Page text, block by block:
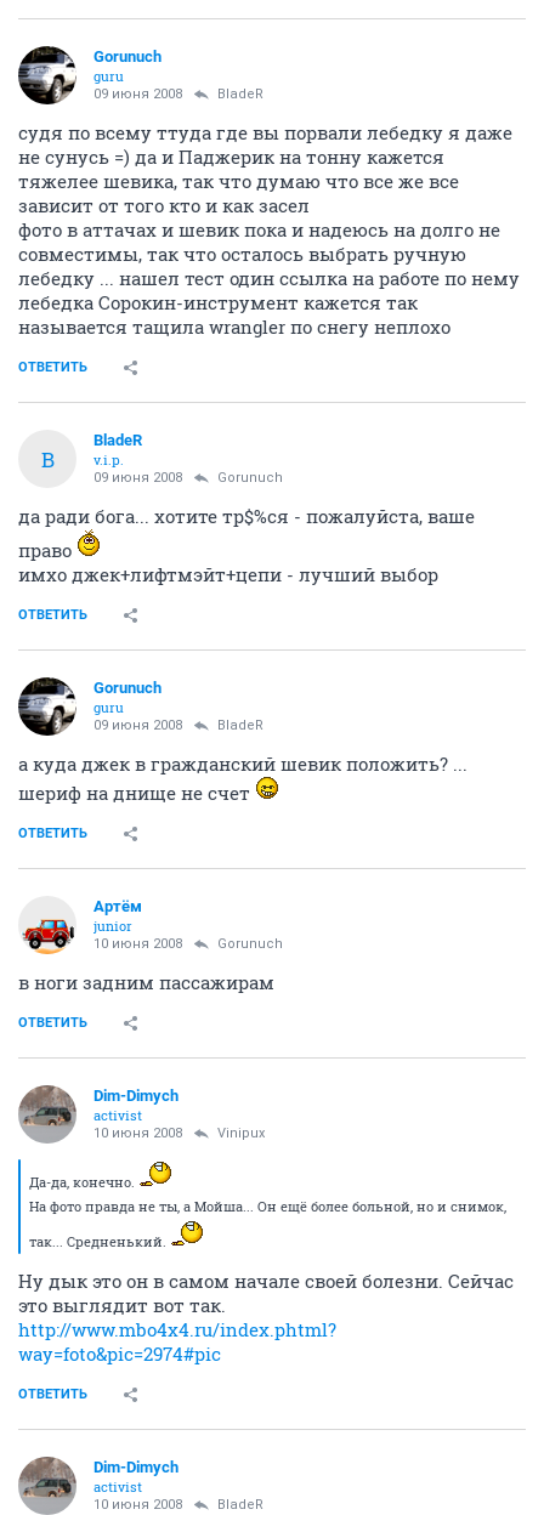
Gorunuch
guru
09 июня 2008 BladeR
судя по всему ттуда где вы порвали лебедку я даже
не сунусь =) да и Паджерик на тонну кажется
тяжелее шевика, так что думаю что все же все
зависит от того кто и как засел
фото в аттачах и шевик пока и надеюсь на долго не
совместимы, так что осталось выбрать ручную
лебедку ... нашел тест один ссылка на работе по нему
лебедка Сорокин-инструмент кажется так
называется тащила wrangler по снегу неплохо
ОТВЕТИТЬ
B
BladeR
v.i.p.
09 июня 2008 Gorunuch
да ради бога... хотите тр$%ся - пожалуйста, ваше
право
имхо джек+лифтмэйт+цепи - лучший выбор
ОТВЕТИТЬ
Gorunuch
guru
09 июня 2008 BladeR
а куда джек в гражданский шевик положить? ...
шериф на днище не счет
ОТВЕТИТЬ
Артём
juniоr
10 июня 2008 Gorunuch
в ноги задним пассажирам
ОТВЕТИТЬ
Dim-Dimych
activist
10 июня 2008 Vinipux
Да-да, конечно.
На фото правда не ты, а Мойша... Он ещё более больной, но и снимок,
так... Средненький.
Ну дык это он в самом начале своей болезни. Сейчас
это выглядит вот так.
http://www.mbo4x4.ru/index.phtml?
way=foto&pic=2974#pic
ОТВЕТИТЬ
Dim-Dimych
activist
10 июня 2008 BladeR